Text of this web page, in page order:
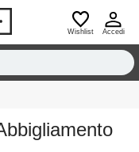
Wishlist Accedi